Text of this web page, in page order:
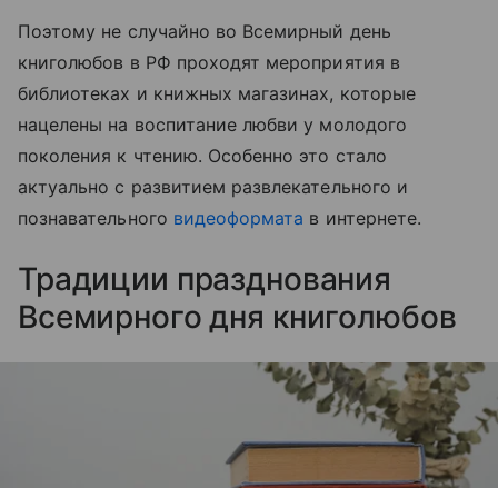
Поэтому не случайно во Всемирный день
книголюбов в РФ проходят мероприятия в
библиотеках и книжных магазинах, которые
нацелены на воспитание любви у молодого
поколения к чтению. Особенно это стало
актуально с развитием развлекательного и
познавательного видеоформата в интернете.
Традиции празднования
Всемирного дня книголюбов